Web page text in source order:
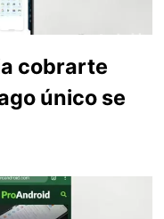
cobrarte
único se